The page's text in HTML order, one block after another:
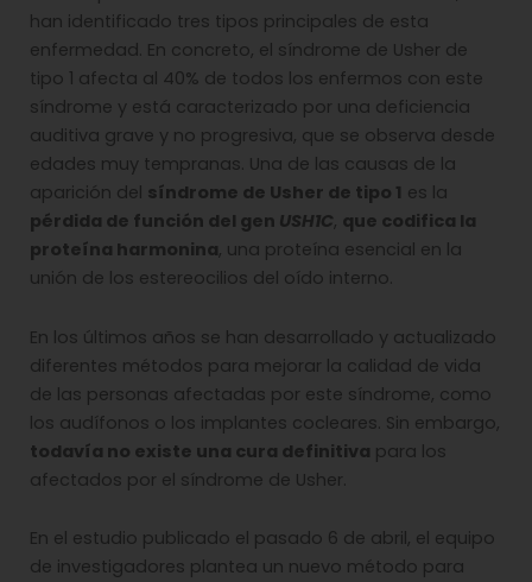
han identificado tres tipos principales de esta
enfermedad. En concreto, el síndrome de Usher de
tipo 1 afecta al 40% de todos los enfermos con este
síndrome y está caracterizado por una deficiencia
auditiva grave y no progresiva, que se observa desde
edades muy tempranas. Una de las causas de la
aparición del síndrome de Usher de tipo 1 es la
pérdida de función del gen USH1C, que codifica la
proteína harmonina, una proteína esencial en la
unión de los estereocilios del oído interno.
En los últimos años se han desarrollado y actualizado
diferentes métodos para mejorar la calidad de vida
de las personas afectadas por este síndrome, como
los audífonos o los implantes cocleares. Sin embargo,
todavía no existe una cura definitiva para los
afectados por el síndrome de Usher.
En el estudio publicado el pasado 6 de abril, el equipo
de investigadores plantea un nuevo método para